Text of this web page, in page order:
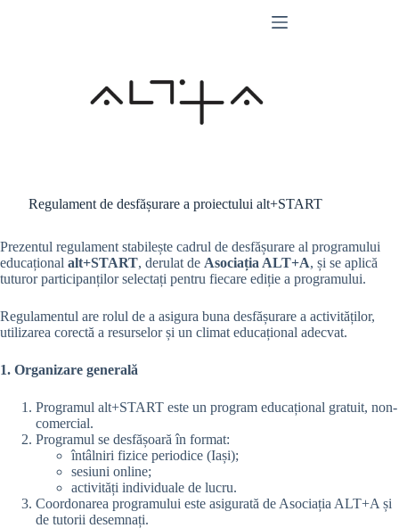
Regulament de desfășurare a proiectului alt+START
Prezentul regulament stabilește cadrul de desfășurare al programului
educațional alt+START, derulat de Asociația ALT+A, și se aplică
tuturor participanților selectați pentru fiecare ediție a programului.
Regulamentul are rolul de a asigura buna desfășurare a activităților,
utilizarea corectă a resurselor și un climat educațional adecvat.
1. Organizare generală
Programul alt+START este un program educațional gratuit, non-
comercial.
Programul se desfășoară în format:
întâlniri fizice periodice (Iași);
sesiuni online;
activități individuale de lucru.
Coordonarea programului este asigurată de Asociația ALT+A și
de tutorii desemnați.